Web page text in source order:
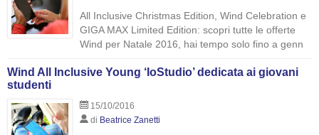
All Inclusive Christmas Edition, Wind Celebration e
GIGA MAX Limited Edition: scopri tutte le offerte
Wind per Natale 2016, hai tempo solo fino a genn
Wind All Inclusive Young ‘IoStudio’ dedicata ai giovani
studenti
15/10/2016
di Beatrice Zanetti